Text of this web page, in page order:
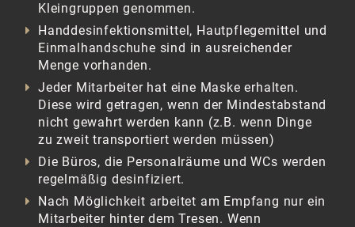
Kleingruppen genommen.
Handdesinfektionsmittel, Hautpflegemittel und
Einmalhandschuhe sind in ausreichender
Menge vorhanden.
Jeder Mitarbeiter hat eine Maske erhalten.
Diese wird getragen, wenn der Mindestabstand
nicht gewahrt werden kann (z.B. wenn Dinge
zu zweit transportiert werden müssen)
Die Büros, die Personalräume und WCs werden
regelmäßig desinfiziert.
Nach Möglichkeit arbeitet am Empfang nur ein
Mitarbeiter hinter dem Tresen. Wenn